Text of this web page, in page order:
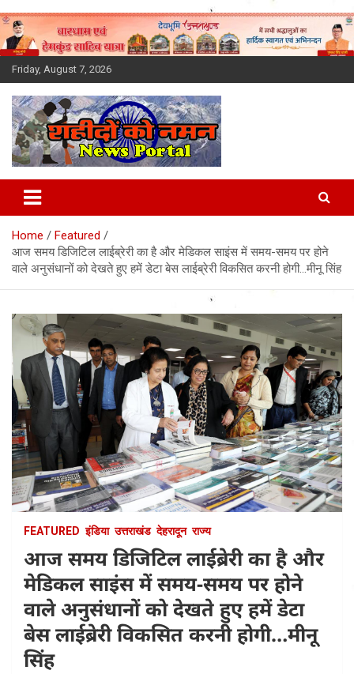
Skip
to
content
Friday, August 7, 2026
Latest News Today, Breaking
News, Uttarakhand News in
Hindi
Home
Featured
आज समय डिजिटिल लाईब्रेरी का है और मेडिकल साइंस में समय-समय पर होने
वाले अनुसंधानों को देखते हुए हमें डेटा बेस लाईब्रेरी विकसित करनी होगी…मीनू सिंह
FEATURED इंडिया उत्तराखंड देहरादून राज्य
आज समय डिजिटिल लाईब्रेरी का है और
मेडिकल साइंस में समय-समय पर होने
वाले अनुसंधानों को देखते हुए हमें डेटा
बेस लाईब्रेरी विकसित करनी होगी…मीनू
सिंह